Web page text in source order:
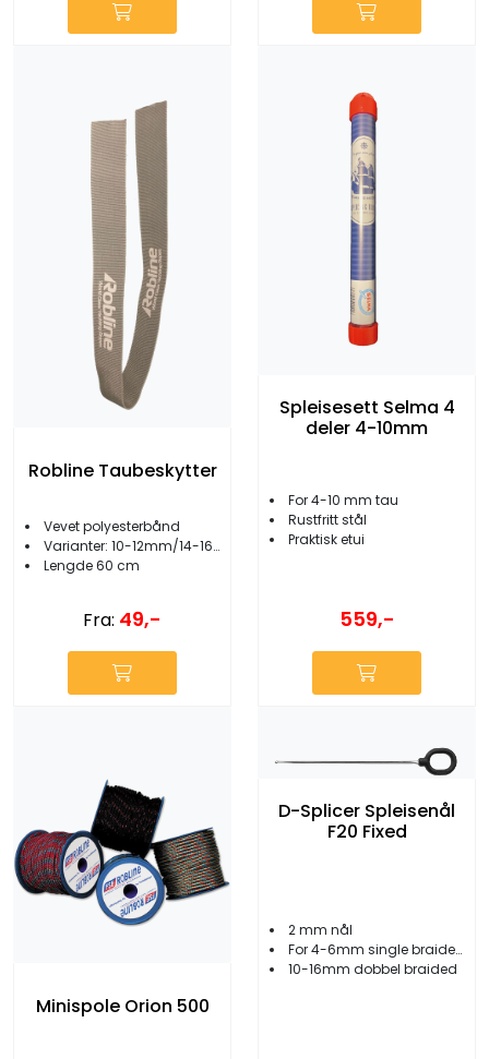
Robline Taubeskytter
Vevet polyesterbånd
Varianter: 10-12mm/14-16mm/18-20mm
Lengde 60 cm
Fra: 49,-
Spleisesett Selma 4
deler 4-10mm
For 4-10 mm tau
Rustfritt stål
Praktisk etui
559,-
Minispole Orion 500
D-Splicer Spleisenål
F20 Fixed
2 mm nål
For 4-6mm single braided tau
10-16mm dobbel braided